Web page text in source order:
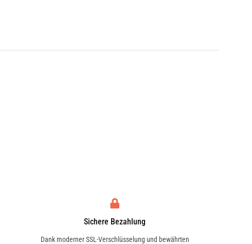
Sichere Bezahlung
Dank moderner SSL-Verschlüsselung und bewährten